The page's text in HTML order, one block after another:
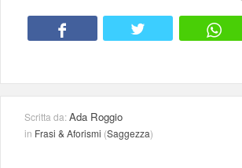
Scritta da:Ada Roggio
in Frasi & Aforismi (Saggezza)